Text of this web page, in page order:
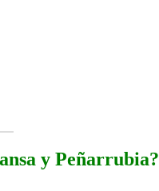
y Peñarrubia?